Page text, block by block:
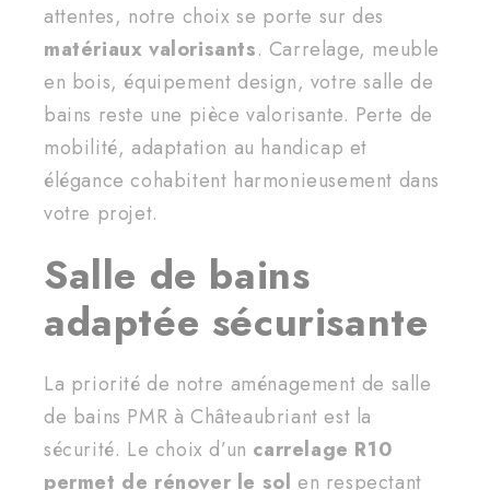
attentes, notre choix se porte sur des
matériaux valorisants. Carrelage, meuble
en bois, équipement design, votre salle de
bains reste une pièce valorisante. Perte de
mobilité, adaptation au handicap et
élégance cohabitent harmonieusement dans
votre projet.
Salle de bains
adaptée sécurisante
La priorité de notre aménagement de salle
de bains PMR à Châteaubriant est la
sécurité. Le choix d’un carrelage R10
permet de rénover le solen respectant